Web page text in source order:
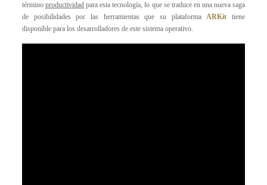
término productividadpara esta tecnología, lo que se traduce en una nueva saga
de posibilidades por las herramientas que su plataformaARKittiene
disponible para los desarrolladores de este sistema operativo.